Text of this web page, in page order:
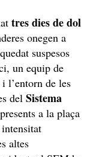
tres dies de dol
onegen a
suspesos
un equip de
l’entorn de les
del Sistema
a la plaça
altes